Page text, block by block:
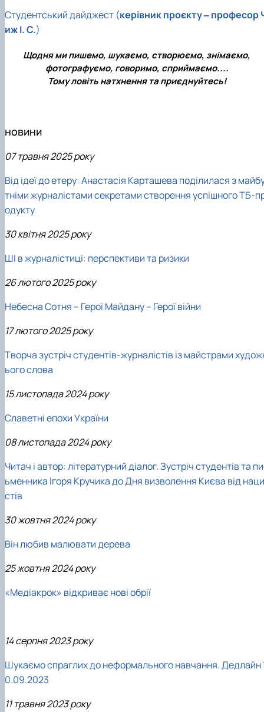
Студентський дайджест (керівник проєкту ‒професор
иж І. С.)
Щодня ми пишемо, шукаємо, створюємо, знімаємо,
фотографуємо, говоримо, сприймаємо....
Тому ловіть натхнення та приєднуйтесь!
новини
07травня 2025 року
Від ідеї до етеру: Анастасія Карташева поділилася з
тніми журналістами секретами створення успішного ТБ-
одукту
30квітня 2025 року
ШІ в журналістиці: перспективи та ризики
26лютого 2025 року
Небесна Сотня – Герої Майдану – Герої війни
17лютого 2025 року
Творча зустріч студентів-журналістів із майстрами
ього слова
15листопада 2024 року
Славетні епохи України
08листопада 2024 року
Читач і автор: літературний діалог. Зустріч студентів та
ьменника Ігоря Кручика до Дня визволення Києва від наци
стів
30жовтня 2024 року
Він любив малювати дерева
25 жовтня 2024 року
«Медіакрок» відкриває нові обрії
14 серпня 2023 року
Шукаємо спраглих до неформального навчання. Дедлайн
0.09.2023
11 травня 2023 року